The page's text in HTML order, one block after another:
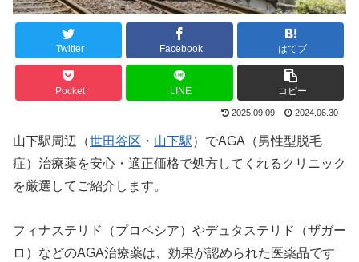
Twitter Facebook はてブ
Pocket LINE コピー
2025.09.09 2024.06.30
山下駅周辺（世田谷区 ・ 山下駅）でAGA（男性型脱毛
症）治療薬を安心・適正価格で処方してくれるクリニック
を厳選してご紹介します。
フィナステリド（プロペシア）やデュタステリド（ザガー
ロ）などのAGA治療薬は、効果が認められた医薬品です